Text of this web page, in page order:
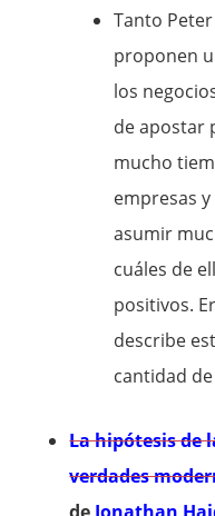
Tanto
proponen
los
de apostar
mucho
empresas
asumir
cuáles de
positivos.
describe
cantidad
La hipótesis de
verdades